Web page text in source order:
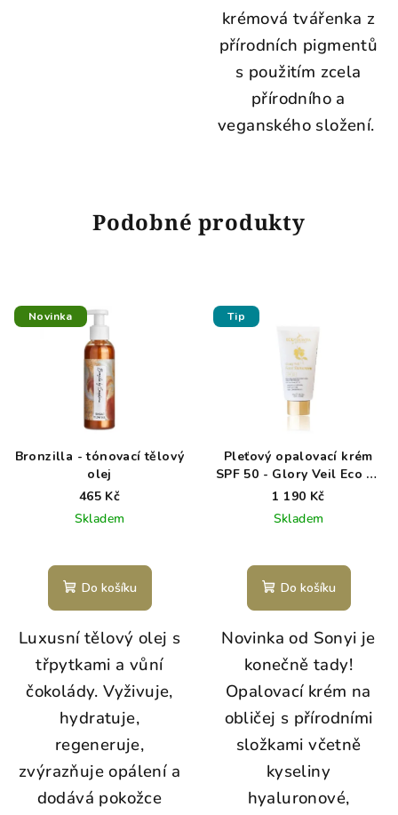
krémová tvářenka z
přírodních pigmentů
s použitím zcela
přírodního a
veganského složení.
Podobné produkty
Novinka
Bronzilla - tónovací tělový
olej
465 Kč
Skladem
Do košíku
Luxusní tělový olej s
třpytkami a vůní
čokolády. Vyživuje,
hydratuje,
regeneruje,
zvýrazňuje opálení a
dodává pokožce
Tip
Pleťový opalovací krém
SPF 50 - Glory Veil Eco by
Sonya
1 190 Kč
Skladem
Do košíku
Novinka od Sonyi je
konečně tady!
Opalovací krém na
obličej s přírodními
složkami včetně
kyseliny
hyaluronové,